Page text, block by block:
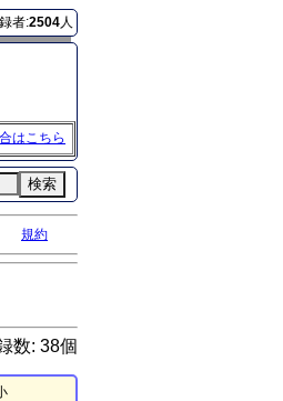
者:2504人
はこちら
検索
規約
数: 38個